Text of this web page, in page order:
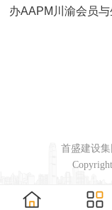
办AAPM川渝会员
首盛建设